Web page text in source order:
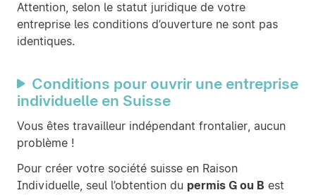
Attention, selon le statut juridique de votre
entreprise les conditions d’ouverture ne sont pas
identiques.
Conditions pour ouvrir une entreprise
individuelle en Suisse
Vous êtes travailleur indépendant frontalier, aucun
problème !
Pour créer votre société suisse en Raison
Individuelle, seul l’obtention du permis G ou B est